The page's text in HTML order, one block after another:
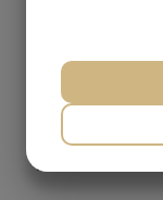
och
genomgått
kompetens
maskinen.